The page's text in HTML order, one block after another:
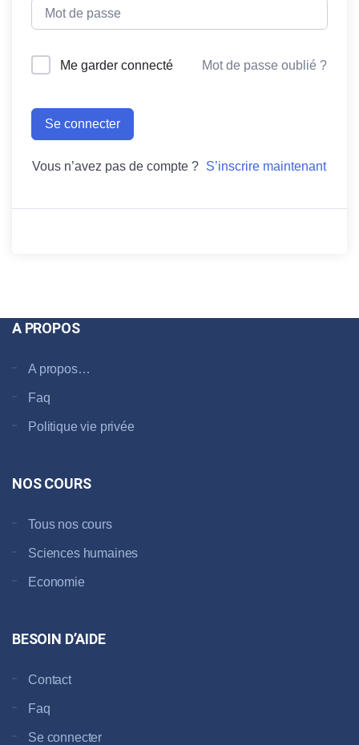
Me garder connecté Mot de passe oublié ?
Se connecter
Vous n’avez pas de compte ? S’inscrire maintenant
A PROPOS
A propos…
Faq
Politique vie privée
NOS COURS
Tous nos cours
Sciences humaines
Economie
BESOIN D’AIDE
Contact
Faq
Se connecter